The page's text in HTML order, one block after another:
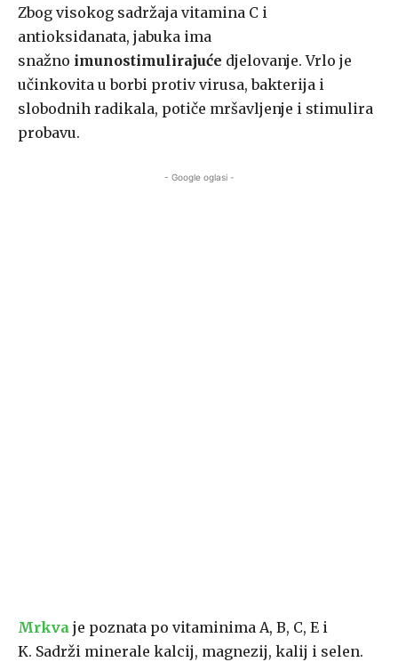
Zbog visokog sadržaja vitamina C i
antioksidanata, jabuka ima
snažno imunostimulirajuće djelovanje. Vrlo je
učinkovita u borbi protiv virusa, bakterija i
slobodnih radikala, potiče mršavljenje i stimulira
probavu.
- Google oglasi -
Mrkva je poznata po vitaminima A, B, C, E i
K. Sadrži minerale kalcij, magnezij, kalij i selen.